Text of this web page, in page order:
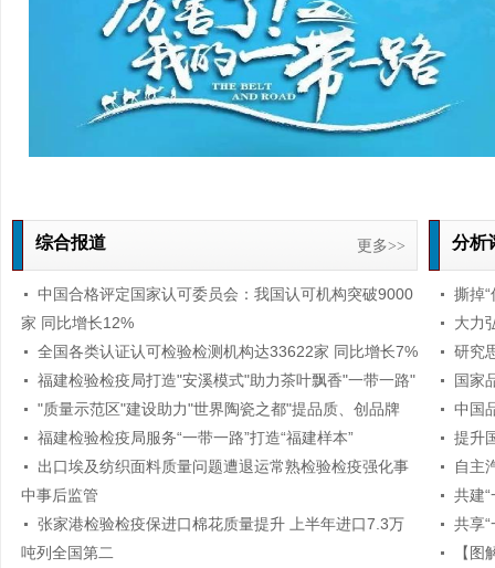
综合报道 更多>>
中国合格评定国家认可委员会：我国认可机构突破9000
家 同比增长12%
全国各类认证认可检验检测机构达33622家 同比增长7%
福建检验检疫局打造"安溪模式"助力茶叶飘香"一带一路"
"质量示范区"建设助力"世界陶瓷之都"提品质、创品牌
福建检验检疫局服务“一带一路”打造“福建样本”
出口埃及纺织面料质量问题遭退运常熟检验检疫强化事
中事后监管
张家港检验检疫保进口棉花质量提升 上半年进口7.3万
吨列全国第二
分析
撕掉
大力
研究
国家
中国
提升
自主
共建
共享
【